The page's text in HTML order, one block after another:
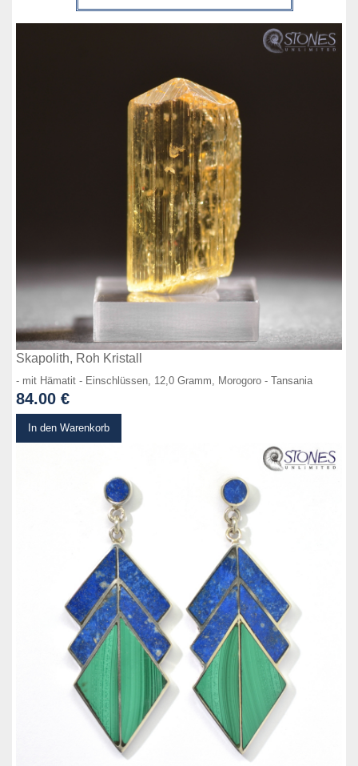
Skapolith, Roh Kristall
- mit Hämatit - Einschlüssen, 12,0 Gramm, Morogoro - Tansania
84.00 €
In den Warenkorb